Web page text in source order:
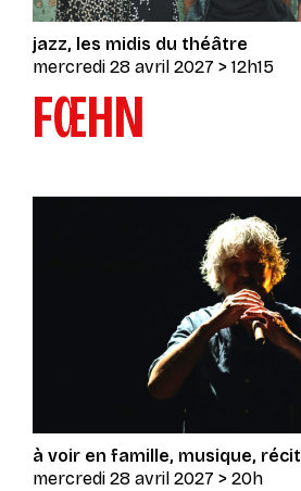
jazz
les midis du théâtre
mercredi 28 avril 2027 > 12h15
FŒHN
à voir en famille musique récit
mercredi 28 avril 2027 > 20h